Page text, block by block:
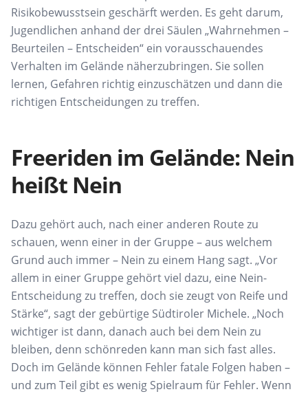
Risikobewusstsein geschärft werden. Es geht darum,
Jugendlichen anhand der drei Säulen „Wahrnehmen –
Beurteilen – Entscheiden“ ein vorausschauendes
Verhalten im Gelände näherzubringen. Sie sollen
lernen, Gefahren richtig einzuschätzen und dann die
richtigen Entscheidungen zu treffen.
Freeriden im Gelände: Nein
heißt Nein
Dazu gehört auch, nach einer anderen Route zu
schauen, wenn einer in der Gruppe –aus welchem
Grund auch immer– Nein zu einem Hang sagt. „Vor
allem in einer Gruppe gehört viel dazu, eine Nein-
Entscheidung zu treffen, doch sie zeugt von Reife und
Stärke“, sagt der gebürtige Südtiroler Michele. „Noch
wichtiger ist dann, danach auch bei dem Nein zu
bleiben, denn schönreden kann man sich fast alles.
Doch im Gelände können Fehler fatale Folgen haben –
und zum Teil gibt es wenig Spielraum für Fehler. Wenn